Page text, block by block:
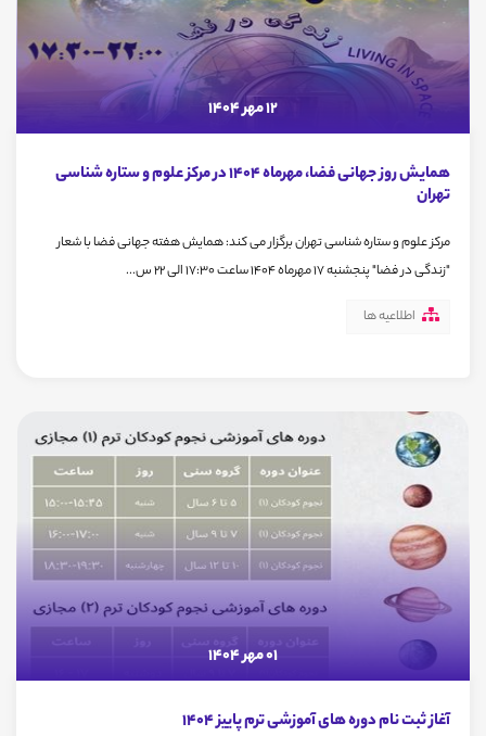
12 مهر 1404
همایش روز جهانی فضا، مهرماه 1404 در مرکز علوم و ستاره شناسی
تهران
مرکز علوم و ستاره شناسی تهران برگزار می کند: همایش هفته جهانی فضا با شعار
"زندگی در فضا" پنجشنبه 17 مهرماه 1404 ساعت 17:30 الی 22 س...
اطلاعیه ها
01 مهر 1404
آغاز ثبت نام دوره های آموزشی ترم پاییز 1404